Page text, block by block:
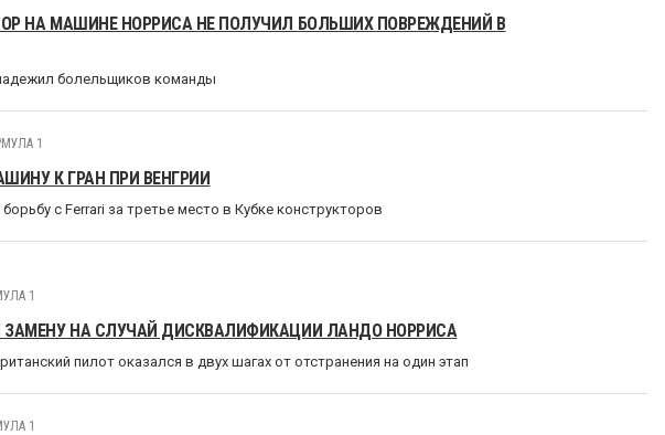
НА МАШИНЕ НОРРИСА НЕ ПОЛУЧИЛ БОЛЬШИХ ПОВРЕЖДЕНИЙ В
болельщиков команды
1
К ГРАН ПРИ ВЕНГРИИ
с Ferrari за третье место в Кубке конструкторов
1
ЗАМЕНУ НА СЛУЧАЙ ДИСКВАЛИФИКАЦИИ ЛАНДО НОРРИСА
пилот оказался в двух шагах от отстранения на один этап
1